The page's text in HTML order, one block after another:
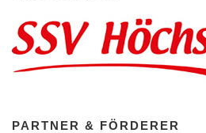
PARTNER & FÖRDERER